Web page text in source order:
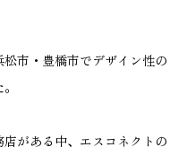
市・豊橋市でデザイン性の
がある中、エスコネクトの